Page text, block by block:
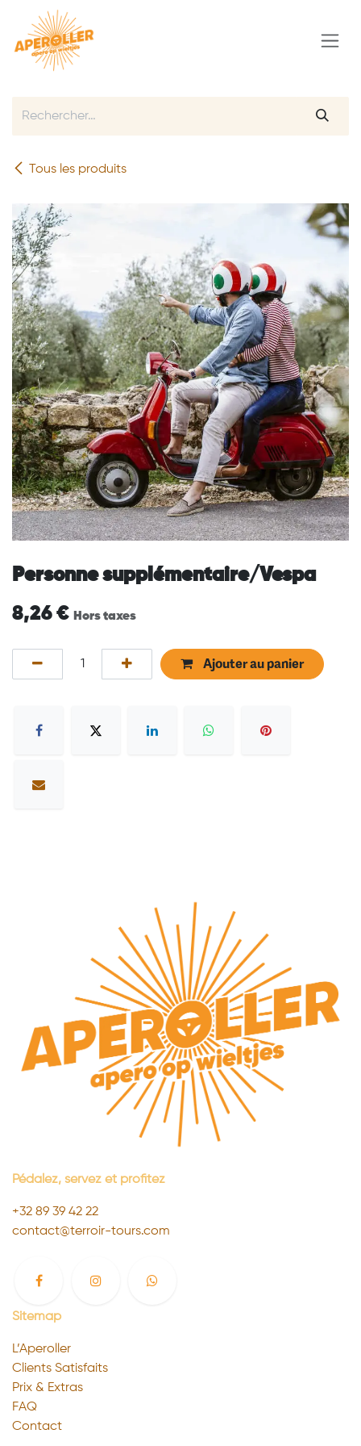
Se rendre au contenu
Tous les produits
Personne supplémentaire/Vespa
8,26€ Hors taxes
Ajouter au panier
Pédalez, servez et profitez ​
+32 89 39 42 22
contact@terroir-tours.com
Sitemap
L’Aperoller
Clients Satisfaits
Prix & Extras
FAQ
Contact